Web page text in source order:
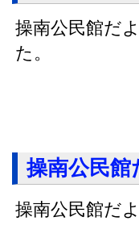
操南公民館だ
た。
操南公民館
操南公民館だ